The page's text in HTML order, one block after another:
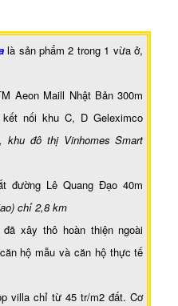
là sản phẩm 2 trong 1 vừa ở,
Aeon Maill Nhật Bản 300m
nối khu C, D Geleximco
khu đô thị Vinhomes Smart
đường Lê Quang Đạo 40m
chỉ 2,8 km
xây thô hoàn thiện ngoài
hộ mẫu và căn hộ thực tế
villa chỉ từ 45 tr/m2 đất. Cơ